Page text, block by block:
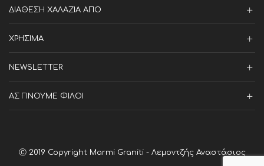
ΔΙΑΘΕΣΗ ΧΑΛΑΖΙΑ ΑΠΟ
ΧΡΗΣΙΜΑ
NEWSLETTER
ΑΣ ΓΙΝΟΥΜΕ ΦΙΛΟΙ
Ⓒ 2019 Copyright Marmi Graniti - Λεμοντζής Αναστάσιος